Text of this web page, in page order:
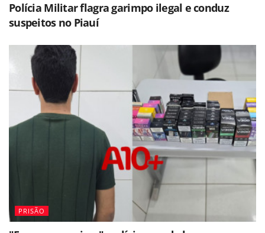
Polícia Militar flagra garimpo ilegal e conduz
suspeitos no Piauí
PRISÃO